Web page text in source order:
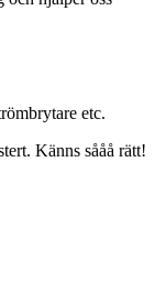
etc.
Känns sååå rätt!